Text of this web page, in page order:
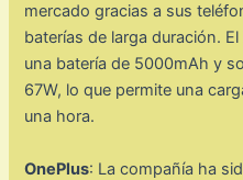
mercado gracias a sus
baterías de larga duración.
una batería de 5000mAh y
67W, lo que permite una
una hora.
OnePlus: La compañía ha